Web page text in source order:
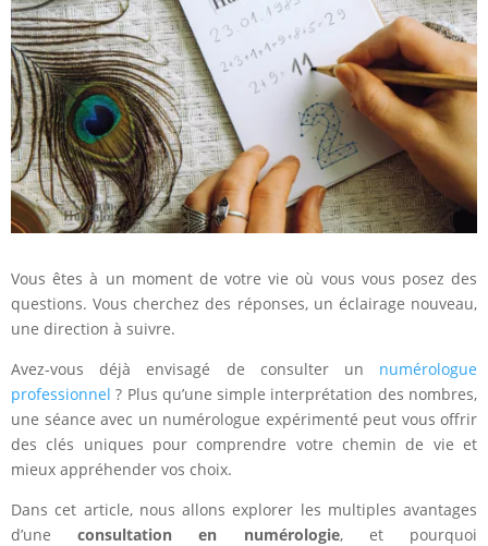
Vous êtes à un moment de votre vie où vous vous posez des
questions. Vous cherchez des réponses, un éclairage nouveau,
une direction à suivre.
Avez-vous déjà envisagé de consulter un numérologue
professionnel ? Plus qu’une simple interprétation des nombres,
une séance avec un numérologue expérimenté peut vous offrir
des clés uniques pour comprendre votre chemin de vie et
mieux appréhender vos choix.
Dans cet article, nous allons explorer les multiples avantages
d’uneconsultation en numérologie, et pourquoi